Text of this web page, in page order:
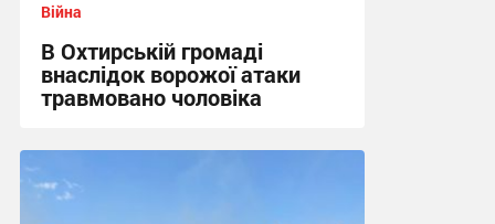
Війна
В Охтирській громаді
внаслідок ворожої атаки
травмовано чоловіка
09:21 сьогодні